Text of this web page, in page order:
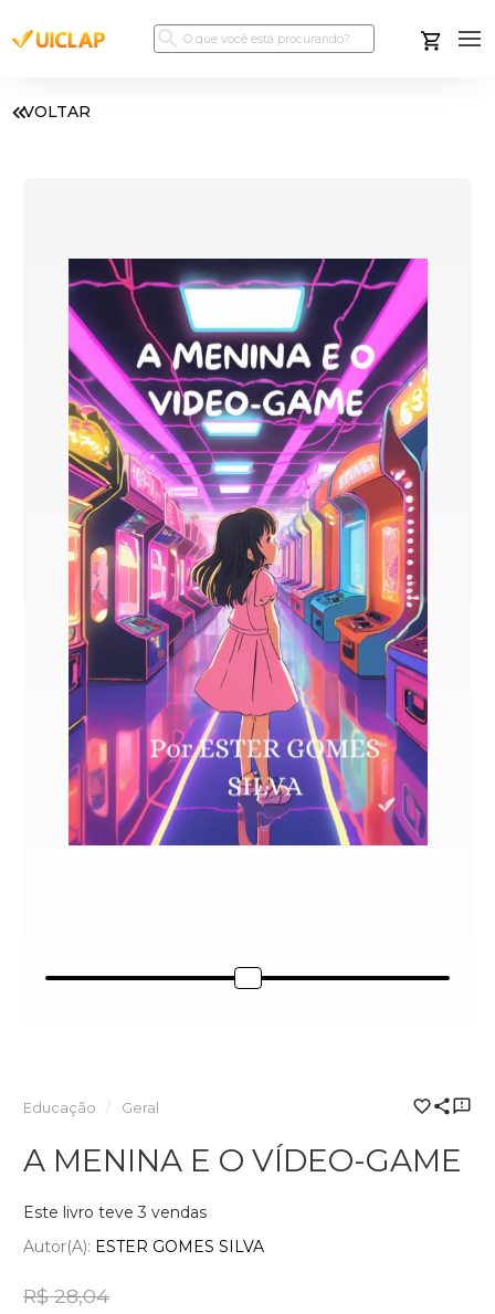
VOLTAR
Educação Geral
A MENINA E O VÍDEO-GAME
Este livro teve 3 vendas
Autor(a): ESTER GOMES SILVA
R$ 28,04